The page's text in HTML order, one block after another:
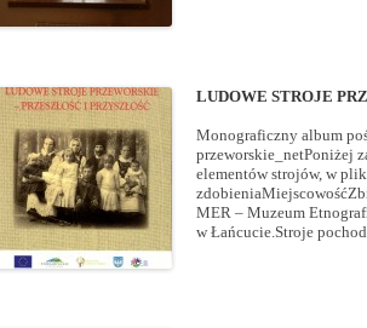
LUDOWE STROJE
Monograficzny album
przeworskie_netPoniżej
elementów strojów, w
MER – Muzeum
w Łańcucie.Stroje